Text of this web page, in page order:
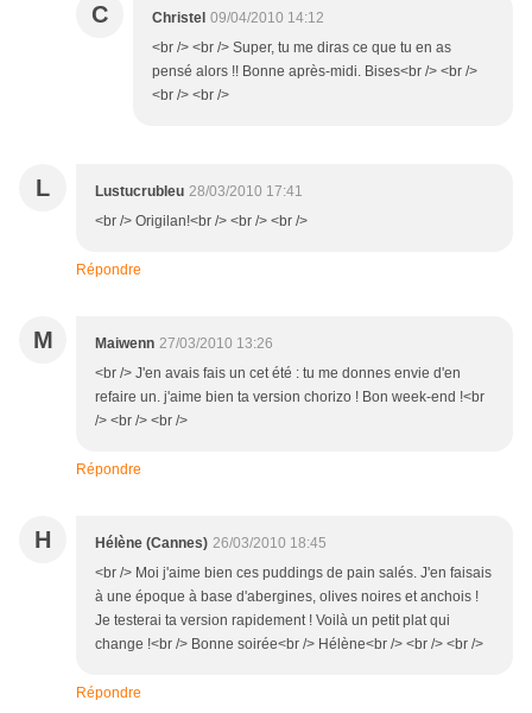
C Christel 09/04/2010 14:12
<br /> <br /> Super, tu me diras ce que tu en as
pensé alors !! Bonne après-midi. Bises<br /> <br />
<br /> <br />
L Lustucrubleu 28/03/2010 17:41
<br /> Origilan!<br /> <br /> <br />
Répondre
M Maiwenn 27/03/2010 13:26
<br /> J'en avais fais un cet été : tu me donnes envie d'en
refaire un. j'aime bien ta version chorizo ! Bon week-end !<br
/> <br /> <br />
Répondre
H Hélène (Cannes) 26/03/2010 18:45
<br /> Moi j'aime bien ces puddings de pain salés. J'en faisais
à une époque à base d'abergines, olives noires et anchois !
Je testerai ta version rapidement ! Voilà un petit plat qui
change !<br /> Bonne soirée<br /> Hélène<br /> <br /> <br />
Répondre